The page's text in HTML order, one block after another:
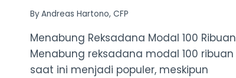
ByAndreas Hartono, CFP
Menabung Reksadana Modal 100 Ribuan
Menabung reksadana modal 100 ribuan
saat ini menjadi populer, meskipun